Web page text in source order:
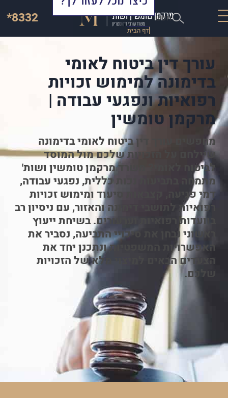
דף הבית
חפש *8332
עורך דין ביטוח לאומי
בדימונה למימוש זכויות
רפואיות ונפגעי עבודה |
מרקמן טומשין
מחפשים עורך דין ביטוח לאומי בדימונה
שיילחם על הזכויות שלכם מול המוסד
לביטוח לאומי? משרד מרקמן טומשין ושות'
מתמחה בתביעות נכות כללית, נפגעי עבודה,
דמי פגיעה, קצבאות סיעוד ומימוש זכויות
רפואיות לתושבי דימונה והאזור, עם ניסיון רב
בוועדות רפואיות וערעורים. בשיחת ייעוץ
ראשוני נבחן את סיכויי התביעה, נסביר את
האפשרויות המשפטיות ונתכנן יחד את
הצעדים הבאים למיצוי מלא של הזכויות
שלכם.